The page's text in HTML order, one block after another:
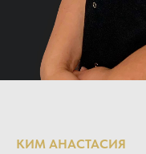
КИМ АНАСТАСИЯ